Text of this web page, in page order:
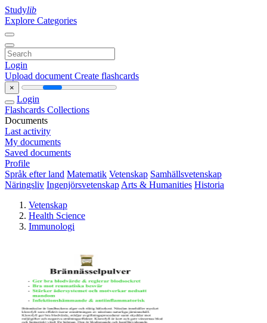
Studylib
Explore Categories
Login
Upload document Create flashcards
×
Login
Flashcards Collections
Documents
Last activity
My documents
Saved documents
Profile
Språk efter land Matematik Vetenskap Samhällsvetenskap
Näringsliv Ingenjörsvetenskap Arts & Humanities Historia
Vetenskap
Health Science
Immunologi